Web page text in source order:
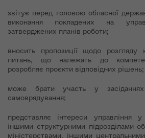
звітує перед головою обласної
виконання покладених на
затверджених планів роботи;
вносить пропозиції щодо розгляду
питань, що належать до
розробляє проєкти відповідних рішень;
може брати участь у засіданнях
самоврядування;
представляє інтереси управління
іншими структурними підрозділами
міністерствами, іншими